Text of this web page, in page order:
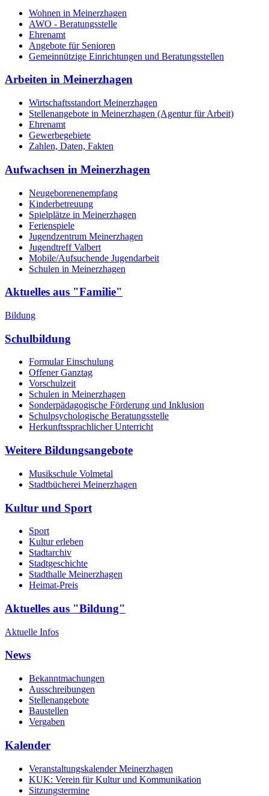
Wohnen in Meinerzhagen
AWO - Beratungsstelle
Ehrenamt
Angebote für Senioren
Gemeinnützige Einrichtungen und Beratungsstellen
Arbeiten in Meinerzhagen
Wirtschaftsstandort Meinerzhagen
Stellenangebote in Meinerzhagen (Agentur für Arbeit)
Ehrenamt
Gewerbegebiete
Zahlen, Daten, Fakten
Aufwachsen in Meinerzhagen
Neugeborenenempfang
Kinderbetreuung
Spielplätze in Meinerzhagen
Ferienspiele
Jugendzentrum Meinerzhagen
Jugendtreff Valbert
Mobile/Aufsuchende Jugendarbeit
Schulen in Meinerzhagen
Aktuelles aus "Familie"
Bildung
Schulbildung
Formular Einschulung
Offener Ganztag
Vorschulzeit
Schulen in Meinerzhagen
Sonderpädagogische Förderung und Inklusion
Schulpsychologische Beratungsstelle
Herkunftssprachlicher Unterricht
Weitere Bildungsangebote
Musikschule Volmetal
Stadtbücherei Meinerzhagen
Kultur und Sport
Sport
Kultur erleben
Stadtarchiv
Stadtgeschichte
Stadthalle Meinerzhagen
Heimat-Preis
Aktuelles aus "Bildung"
Aktuelle Infos
News
Bekanntmachungen
Ausschreibungen
Stellenangebote
Baustellen
Vergaben
Kalender
Veranstaltungskalender Meinerzhagen
KUK: Verein für Kultur und Kommunikation
Sitzungstermine